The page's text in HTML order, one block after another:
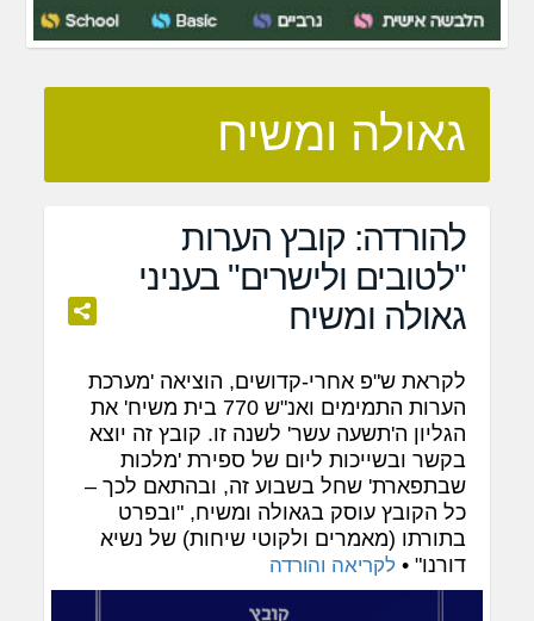
גאולה ומשיח
להורדה: קובץ הערות
"לטובים ולישרים" בעניני
גאולה ומשיח
לקראת ש"פ אחרי-קדושים, הוציאה 'מערכת
הערות התמימים ואנ"ש 770 בית משיח' את
הגליון ה'תשעה עשר' לשנה זו. קובץ זה יוצא
בקשר ובשייכות ליום של ספירת 'מלכות
שבתפארת' שחל בשבוע זה, ובהתאם לכך –
כל הקובץ עוסק בגאולה ומשיח, "ובפרט
בתורתו (מאמרים ולקוטי שיחות) של נשיא
דורנו" •לקריאה והורדה